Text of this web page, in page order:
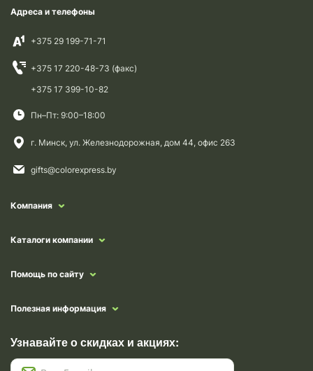
Адреса и телефоны
+375 29 199-71-71
+375 17 220-48-73 (факс)
+375 17 399-10-82
Пн–Пт: 9:00–18:00
г. Минск, ул. Железнодорожная, дом 44, офис 263
gifts@colorexpress.by
Компания
Каталоги компании
Помощь по сайту
Полезная информация
Узнавайте о скидках и акциях: